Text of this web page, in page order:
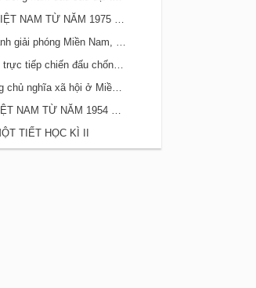
CHƯƠNG VII. VIỆT NAM TỪ NĂM 1975 ĐẾN NẮM 2000
Bài 30. Hoàn thành giải phóng Miền Nam, thống nhất đất nước ( 1973-1975)
Bài 29. Cả nước trực tiếp chiến đấu chống Mĩ, cứu nước ( 1965-1973)
Bài 28. Xây dựng chủ nghĩa xã hội ở Miền Bắc, đấu tranh chống đế quốc Mĩ và chính quyền Sài Gòn ở Miền Nam
CHƯƠNG VI. VIỆT NAM TỪ NĂM 1954 ĐẾN NĂM 1975
TIẾT HỌC KÌ II